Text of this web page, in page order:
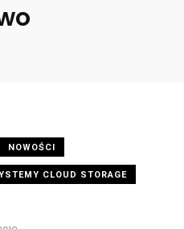
NOWOŚCI
CLOUD STORAGE